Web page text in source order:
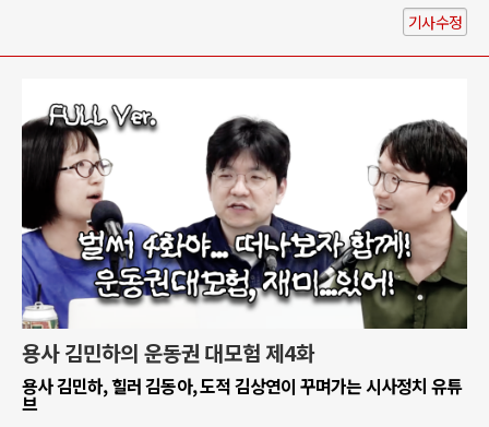
기사수정
용사 김민하의 운동권 대모험 제4화
용사 김민하, 힐러 김동아, 도적 김상연이 꾸며가는 시사정치 유튜
브